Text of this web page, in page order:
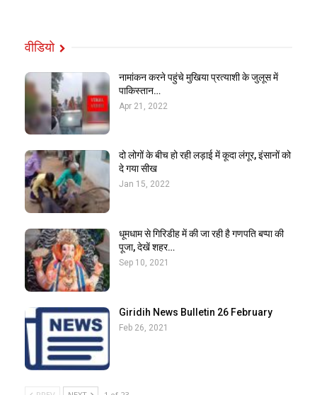
वीडियो
नामांकन करने पहुंचे मुखिया प्रत्याशी के जुलूस में
पाकिस्तान…
Apr 21, 2022
दो लोगों के बीच हो रही लड़ाई में कूदा लंगूर, इंसानों को
दे गया सीख
Jan 15, 2022
धूमधाम से गिरिडीह में की जा रही है गणपति बप्पा की
पूजा, देखें शहर…
Sep 10, 2021
Giridih News Bulletin 26 February
Feb 26, 2021